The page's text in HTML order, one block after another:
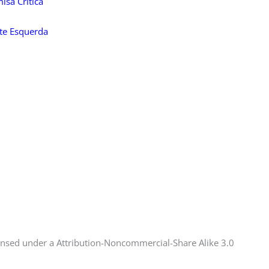
Esquerda
under a Attribution-Noncommercial-Share Alike 3.0